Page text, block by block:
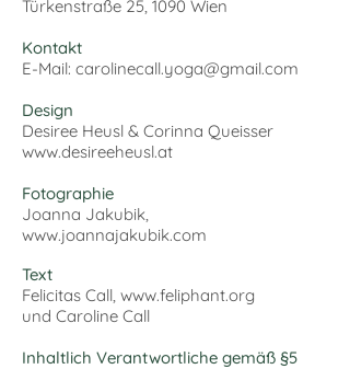
Türkenstraße 25, 1090 Wien
Kontakt
E-Mail: carolinecall.yoga@gmail.com
Design
Desiree Heusl & Corinna Queisser
www.desireeheusl.at
Fotographie
Joanna Jakubik,
www.joannajakubik.com
Text
Felicitas Call, www.feliphant.org
und Caroline Call
Inhaltlich Verantwortliche gemäß §5